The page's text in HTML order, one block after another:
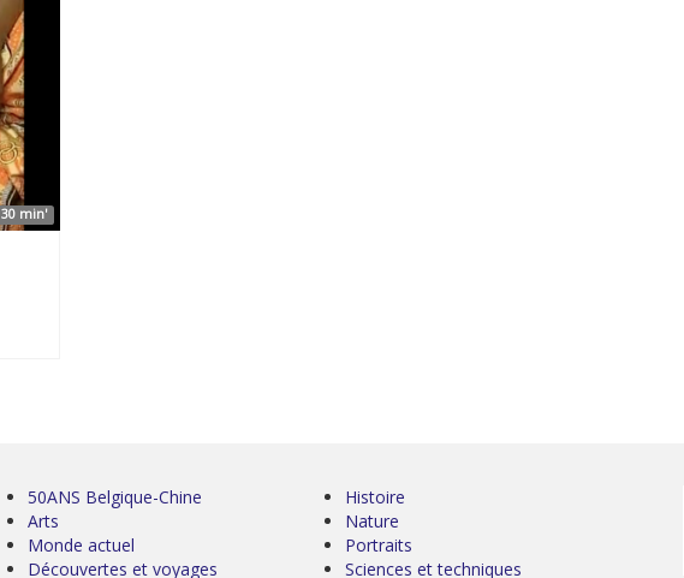
30 min'
50ANS Belgique-Chine
Arts
Monde actuel
Découvertes et voyages
Histoire
Nature
Portraits
Sciences et techniques